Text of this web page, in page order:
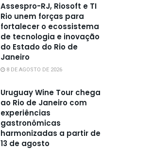
Assespro-RJ, Riosoft e TI
Rio unem forças para
fortalecer o ecossistema
de tecnologia e inovação
do Estado do Rio de
Janeiro
8 DE AGOSTO DE 2026
Uruguay Wine Tour chega
ao Rio de Janeiro com
experiências
gastronômicas
harmonizadas a partir de
13 de agosto